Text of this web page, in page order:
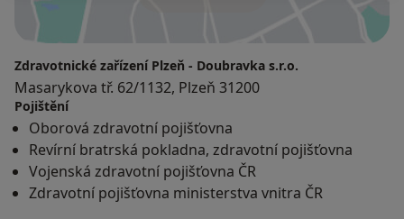
Zdravotnické zařízení Plzeň - Doubravka s.r.o.
Masarykova tř. 62/1132, Plzeň 31200
Pojištění
Oborová zdravotní pojišťovna
Revírní bratrská pokladna, zdravotní pojišťovna
Vojenská zdravotní pojišťovna ČR
Zdravotní pojišťovna ministerstva vnitra ČR